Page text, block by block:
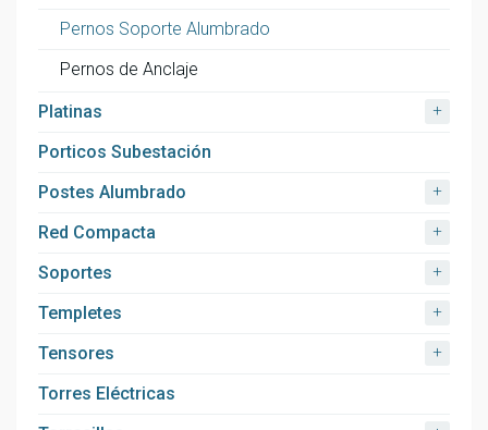
Pernos Soporte Alumbrado
Pernos de Anclaje
Platinas +
Porticos Subestación
Postes Alumbrado
+
Red Compacta +
Soportes +
Templetes +
Tensores +
Torres Eléctricas